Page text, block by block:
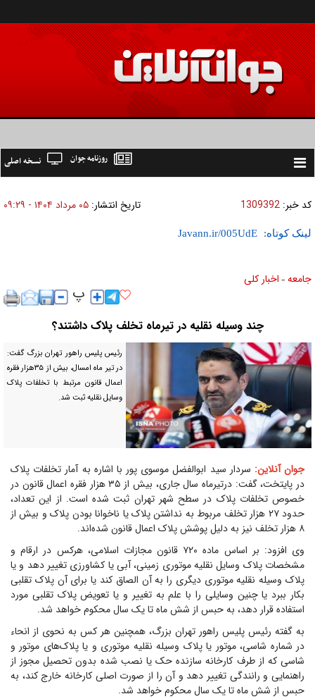
Toggle
نسخه اصلی روزنامه جوان
کد خبر: 1309392 تاریخ انتشار: ۰۵ مرداد ۱۴۰۴ - ۰۹:۲۹
لینک کوتاه:
جامعه » اخبار كلی
چند وسیله نقلیه در تیرماه تخلف پلاک داشتند؟
رئیس پلیس راهور تهران بزرگ گفت:
در تیر ماه امسال، بیش از ۳۵هزار فقره
اعمال قانون مرتبط با تخلفات پلاک
وسایل نقلیه ثبت شد.
جوان آنلاین: سردار سید ابوالفضل موسوی پور با اشاره به آمار تخلفات پلاک
در پایتخت، گفت: درتیرماه سال جاری، بیش از ۳۵ هزار فقره اعمال قانون در
خصوص تخلفات پلاک در سطح شهر تهران ثبت شده است. از این تعداد،
حدود ۲۷ هزار تخلف مربوط به نداشتن پلاک یا ناخوانا بودن پلاک و بیش از
۸ هزار تخلف نیز به دلیل پوشش پلاک اعمال قانون شده‌اند.
وی افزود: بر اساس ماده ۷۲۰ قانون مجازات اسلامی، هرکس در ارقام و
مشخصات پلاک وسایل نقلیه موتوری زمینی، آبی یا کشاورزی تغییر دهد و یا
پلاک وسیله نقلیه موتوری دیگری را به‌ آن الصاق کند یا برای آن پلاک تقلبی
بکار ببرد یا چنین وسایلی را با علم به تغییر و یا تعویض پلاک تقلبی مورد
استفاده قرار دهد، به حبس از شش ماه تا یک سال محکوم خواهد شد.
به گفته رئیس پلیس راهور تهران بزرگ، همچنین هر کس به نحوی از انحاء
در شماره شاسی، موتور یا پلاک وسیله نقلیه موتوری و یا پلاک‌های موتور و
شاسی که از طرف کارخانه سازنده حک یا نصب شده بدون‌ تحصیل مجوز از
راهنمایی و رانندگی تغییر دهد و آن را از صورت اصلی کارخانه خارج کند، به
حبس از شش ماه تا یک سال محکوم خواهد شد.